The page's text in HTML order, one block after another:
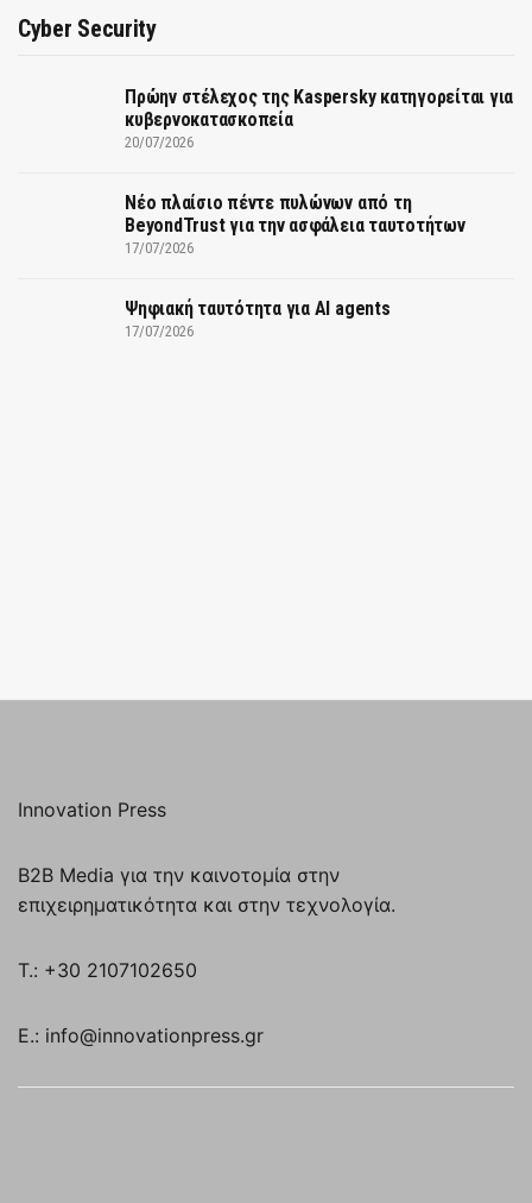
Cyber Security
Πρώην στέλεχος της Kaspersky κατηγορείται για
κυβερνοκατασκοπεία
20/07/2026
Νέο πλαίσιο πέντε πυλώνων από τη
BeyondTrust για την ασφάλεια ταυτοτήτων
17/07/2026
Ψηφιακή ταυτότητα για AI agents
17/07/2026
Innovation Press
B2B Media για την καινοτομία στην
επιχειρηματικότητα και στην τεχνολογία.
T.: +30 2107102650
E.: info@innovationpress.gr